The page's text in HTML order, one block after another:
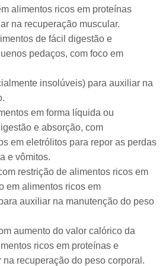
alimentos ricos em proteínas
na recuperação muscular.
de fácil digestão e
pedaços, com foco em
insolúveis) para auxiliar na
em forma líquida ou
e absorção, com
em eletrólitos para repor as perdas
e vômitos.
restrição de alimentos ricos em
em alimentos ricos em
auxiliar na manutenção do peso
aumento do valor calórico da
ricos em proteínas e
recuperação do peso corporal.